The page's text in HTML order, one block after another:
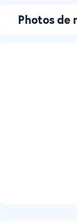
Photos de